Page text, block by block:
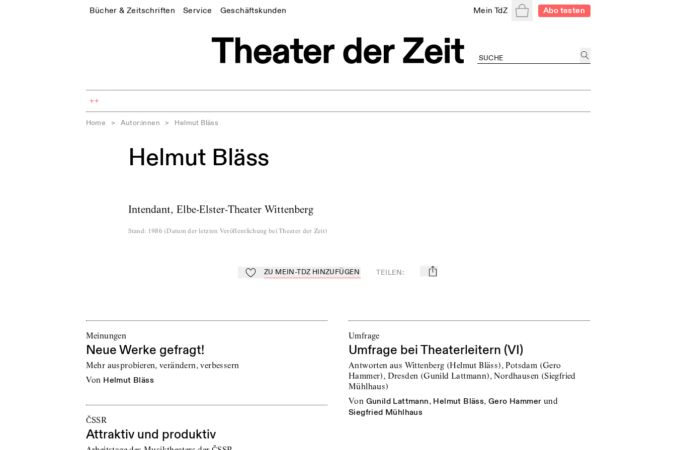
Bücher & Zeitschriften Service Geschäftskunden Mein TdZ WarenkorbAbo testen
++
Home > Autor:innen > Helmut Bläss
Helmut Bläss
Intendant, Elbe-Elster-Theater Wittenberg
Stand: 1986 (Datum der letzten Veröffentlichung bei Theater der Zeit)
Zu Mein-TdZ hinzufügen
ZU MEIN-TDZ HINZUFÜGEN TEILEN: mail
Meinungen
Neue Werke gefragt!
Mehr ausprobieren, verändern, verbessern
von Helmut Bläss
Umfrage
Umfrage bei Theaterleitern (VI)
Antworten aus Wittenberg (Helmut Bläss), Potsdam (Gero
Hammer), Dresden (Gunild Lattmann), Nordhausen (Siegfried
Mühlhaus)
von Gunild Lattmann, Helmut Bläss,Gero Hammer und
Siegfried Mühlhaus
ČSSR
Attraktiv und produktiv